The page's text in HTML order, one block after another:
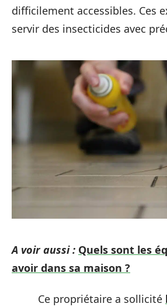
difficilement accessibles. Ces
servir des insecticides avec
A voir aussi : Quels sont les
avoir dans sa maison ?
Ce propriétaire a sollicité